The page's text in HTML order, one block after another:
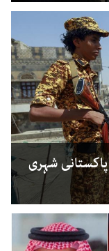
شہری